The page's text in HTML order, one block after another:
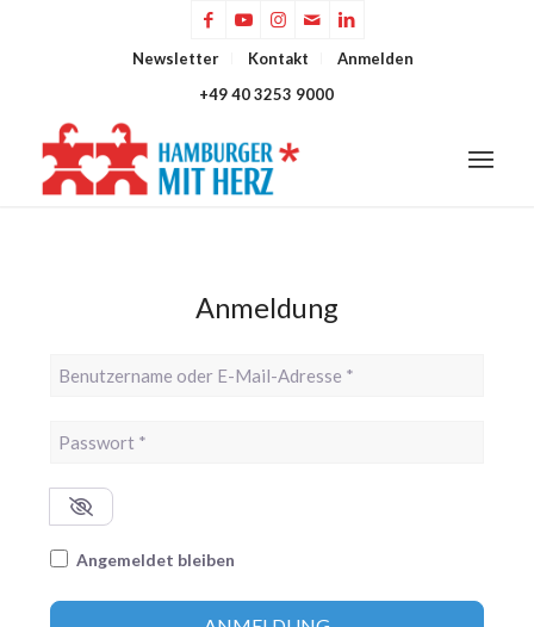
Newsletter Kontakt
Anmelden
+49 40 3253 9000
Anmeldung
Benutzername oder E-Mail-Adresse
Passwort *
Angemeldet bleiben